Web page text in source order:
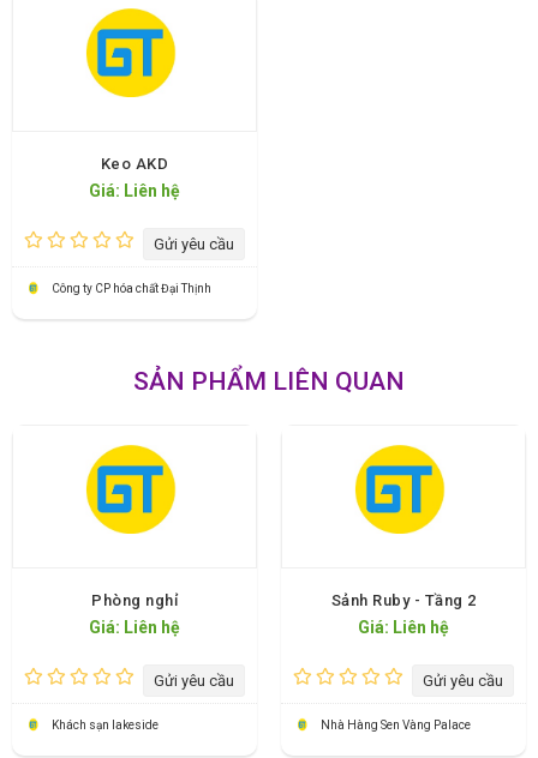
Keo AKD
Giá: Liên hệ
Gửi yêu cầu
Công ty CP hóa chất Đại Thịnh
SẢN PHẨM LIÊN QUAN
Phòng nghỉ
Giá: Liên hệ
Gửi yêu cầu
Khách sạn lakeside
Sảnh Ruby - Tầng 2
Giá: Liên hệ
Gửi yêu cầu
Nhà Hàng Sen Vàng Palace